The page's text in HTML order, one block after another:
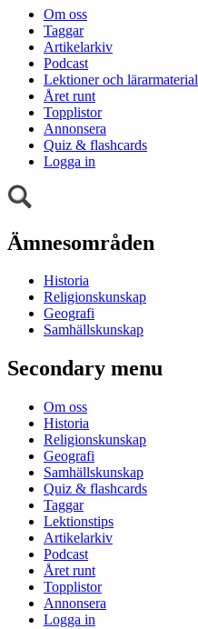
Om oss
Taggar
Artikelarkiv
Podcast
Lektioner och lärarmaterial
Året runt
Topplistor
Annonsera
Quiz & flashcards
Logga in
Ämnesområden
Historia
Religionskunskap
Geografi
Samhällskunskap
Secondary menu
Om oss
Historia
Religionskunskap
Geografi
Samhällskunskap
Quiz & flashcards
Taggar
Lektionstips
Artikelarkiv
Podcast
Året runt
Topplistor
Annonsera
Logga in